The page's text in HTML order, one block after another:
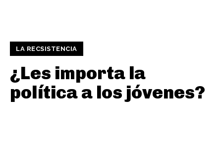
LA RECSISTENCIA
¿Les importa la
política a los jóvenes?